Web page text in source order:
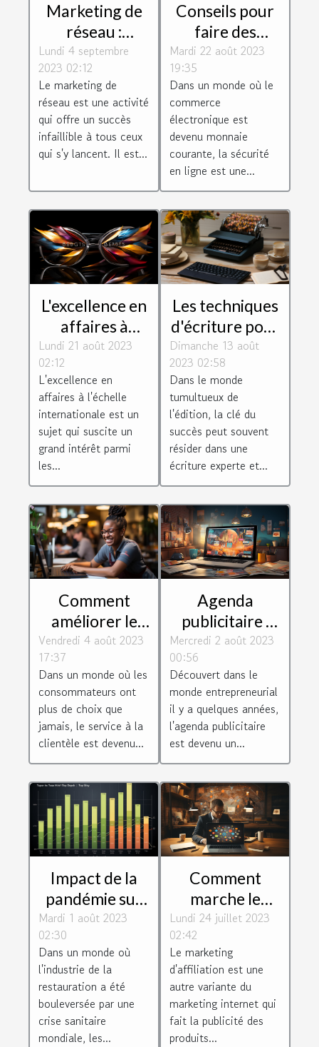
Marketing de
réseau :
quelques
conseils pour
réussir dans ce
secteur
Lundi 4 septembre
2023 02:12
Le marketing de
réseau est une activité
qui offre un succès
infaillible à tous ceux
qui s'y lancent. Il est...
Conseils pour
faire des
achats en ligne
de manière
sécurisée
Mardi 22 août 2023
19:35
Dans un monde où le
commerce
électronique est
devenu monnaie
courante, la sécurité
en ligne est une...
L'excellence en
affaires à
l'échelle
internationale
Lundi 21 août 2023
02:12
L'excellence en
affaires à l'échelle
internationale est un
sujet qui suscite un
grand intérêt parmi
les...
Les techniques
d'écriture pour
un magazine
réussi
Dimanche 13 août
2023 02:58
Dans le monde
tumultueux de
l'édition, la clé du
succès peut souvent
résider dans une
écriture experte et...
Comment
améliorer le
service client
de votre
entreprise
Vendredi 4 août 2023
17:37
Dans un monde où les
consommateurs ont
plus de choix que
jamais, le service à la
clientèle est devenu...
Agenda
publicitaire :
une véritable
opportunité
pour les
entreprises
Mercredi 2 août 2023
00:56
Découvert dans le
monde entrepreneurial
il y a quelques années,
l'agenda publicitaire
est devenu un...
Impact de la
pandémie sur
les revenus des
livreurs Uber
Eats
Mardi 1 août 2023
02:30
Dans un monde où
l'industrie de la
restauration a été
bouleversée par une
crise sanitaire
mondiale, les...
Comment
marche le
marketing
d'affiliation et
quels sont ses
atouts et ses
défauts ?
Lundi 24 juillet 2023
02:42
Le marketing
d'affiliation est une
autre variante du
marketing internet qui
fait la publicité des
produits...